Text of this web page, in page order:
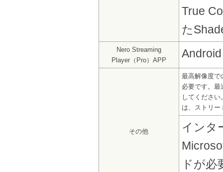
True
た
Nero Streaming
Player（Pro）APP
その他
最高解像度で
必要です。最
してくださ
は、ストリー
インタ
ドが必